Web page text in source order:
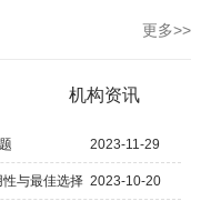
更多>>
机构资讯
2023-11-29
与最佳选择 2023-10-20